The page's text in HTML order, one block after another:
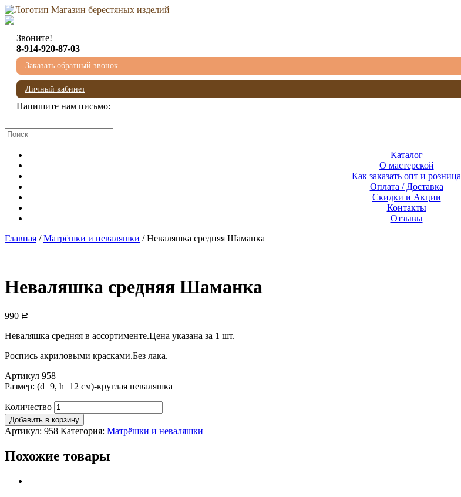
Звоните!
8-914-920-87-03
Заказать обратный звонок
Личный кабинет
Напишите нам письмо:
Каталог
О мастерской
Как заказать опт и розница
Оплата / Доставка
Скидки и Акции
Контакты
Отзывы
Главная /Матрёшки и неваляшки / Неваляшка средняя Шаманка
Неваляшка средняя Шаманка
990 Р
Неваляшка средняя в ассортименте.Цена указана за 1 шт.
Роспись акриловыми красками.Без лака.
Артикул 958
Размер: (d=9, h=12 см)-круглая неваляшка
Количество
Добавить в корзину
Артикул: 958 Категория: Матрёшки и неваляшки
Похожие товары